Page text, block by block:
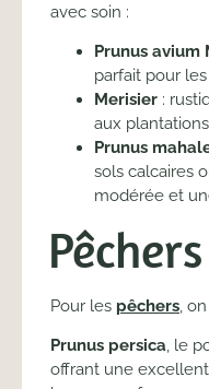
avec soin :
Prunus avium
parfait pour
Merisier :
aux
Prunus
sols calcaires
modérée et
Pêchers
Pour les pêchers,
Prunus persica, le
offrant une